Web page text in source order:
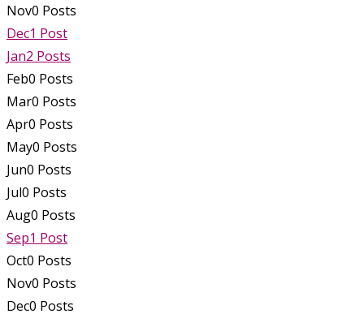
Nov0 Posts
Dec1 Post
Jan2 Posts
Feb0 Posts
Mar0 Posts
Apr0 Posts
May0 Posts
Jun0 Posts
Jul0 Posts
Aug0 Posts
Sep1 Post
Oct0 Posts
Nov0 Posts
Dec0 Posts